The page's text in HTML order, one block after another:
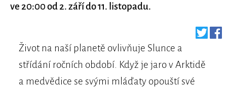
ve 20:00 od 2. září do 11. listopadu.
Život na naší planetě ovlivňuje Slunce a
střídání ročních období. Když je jaro v Arktidě
a medvědice se svými mláďaty opouští své